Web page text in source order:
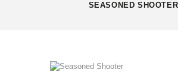
SEASONED SHOOTER